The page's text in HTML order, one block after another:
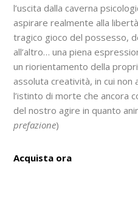
l’uscita dalla caverna
aspirare realmente alla
tragico gioco del possesso,
all’altro… una piena
un riorientamento della
assoluta creatività, in cui
l’istinto di morte che ancora
del nostro agire in quanto
prefazione)
Acquista ora